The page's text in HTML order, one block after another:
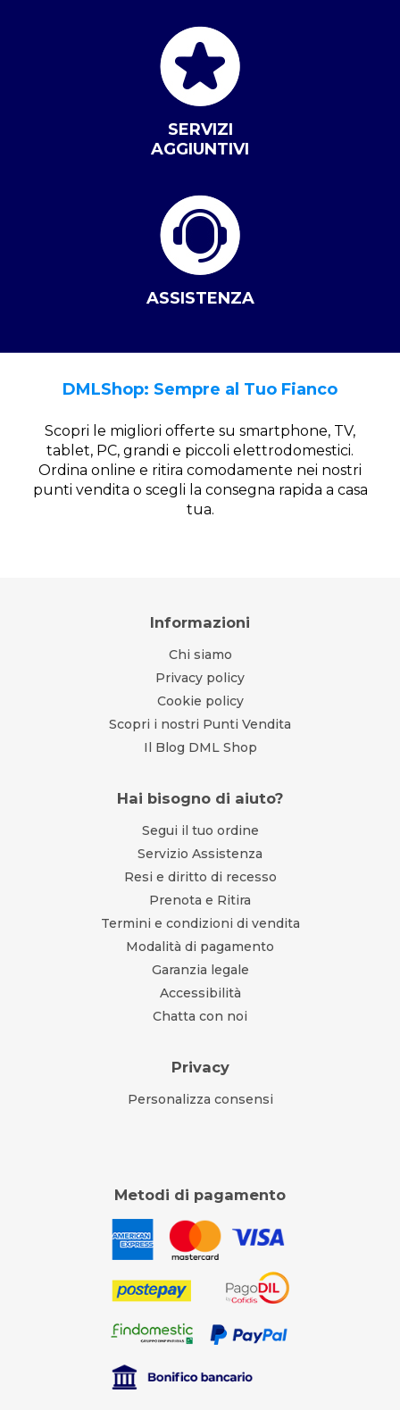
SERVIZI
AGGIUNTIVI
ASSISTENZA
DMLShop: Sempre al Tuo Fianco
Scopri le migliori offerte su smartphone, TV,
tablet, PC, grandi e piccoli elettrodomestici.
Ordina online e ritira comodamente nei nostri
punti vendita o scegli la consegna rapida a casa
tua.
Informazioni
Chi siamo
Privacy policy
Cookie policy
Scopri i nostri Punti Vendita
Il Blog DML Shop
Hai bisogno di aiuto?
Segui il tuo ordine
Servizio Assistenza
Resi e diritto di recesso
Prenota e Ritira
Termini e condizioni di vendita
Modalità di pagamento
Garanzia legale
Accessibilità
Chatta con noi
Privacy
Personalizza consensi
Metodi di pagamento